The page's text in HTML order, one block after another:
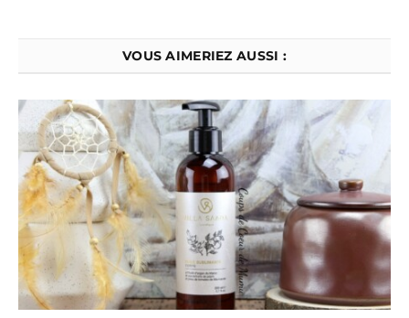
VOUS AIMERIEZ AUSSI :